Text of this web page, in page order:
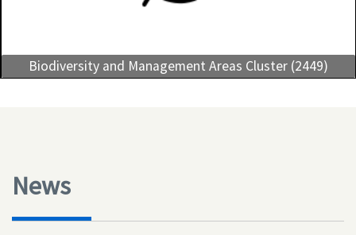
Biodiversity and Management Areas Cluster (2449)
News